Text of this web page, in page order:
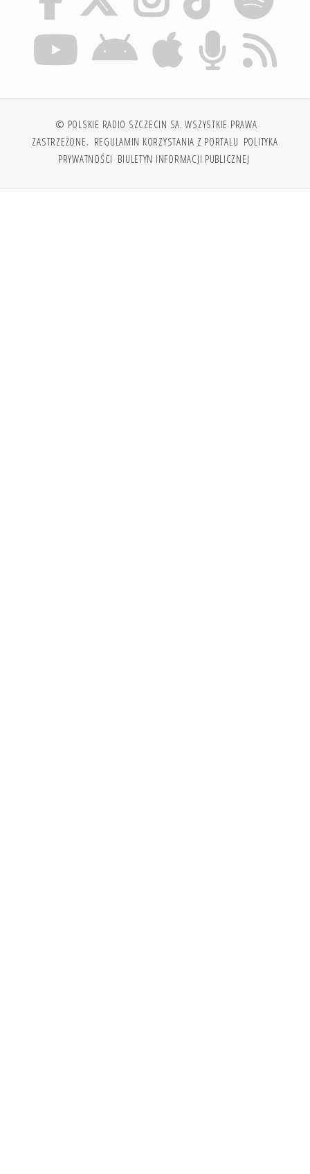
© POLSKIE RADIO SZCZECIN SA. WSZYSTKIE PRAWA
ZASTRZEŻONE. REGULAMIN KORZYSTANIA Z PORTALU POLITYKA
PRYWATNOŚCI BIULETYN INFORMACJI PUBLICZNEJ